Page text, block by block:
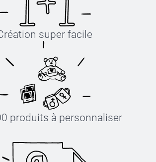
super facile
produits à personnaliser